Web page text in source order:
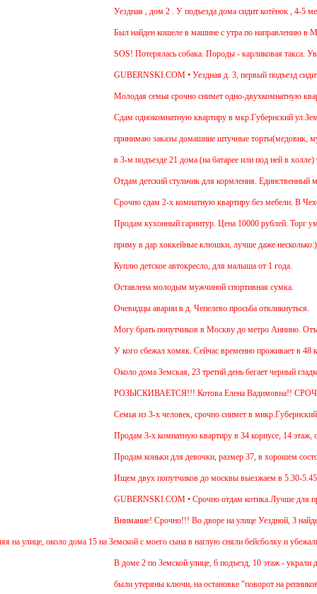
Уездная , дом 2 . У подъезда дома сидит котёнок , 4-5
Был найден кошеле в машине с утра по направлению в
SOS! Потерялась собака. Породы - карликовая такса.
GUBERNSKI.COM • Уездная д. 3, первый подъезд
Молодая семья срочно снимет одно-двухкомнатную
Cдам однокомнатную квартиру в мкр.Губернский
принимаю заказы домашние штучные торты(медовик,
в 3-м подъезде 21 дома (на батарее или под ней в
Отдам детский стульчик для кормления. Единственный
Срочно сдам 2-х комнатную квартиру без мебели. В
Продам кухонный гарнитур. Цена 10000 рублей. Торг
приму в дар хоккейные клюшки, лучше даже несколько:)
Куплю детское автокресло, для малыша от 1 года.
Оставлена молодым мужчиной спортивная сумка.
Очевидцы аварии в д. Чепелево просьба откликнуться.
Могу брать попутчиков в Москву до метро Аннино.
У кого сбежал хомяк. Сейчас временно проживает в 48
Около дома Земская, 23 третий день бегает черный
РОЗЫСКИВАЕТСЯ!!! Котова Елена Вадимовна!!
Семья из 3-х человек, срочно снимет в микр.Губернский
Продам 3-х комнатную квартиру в 34 корпусе, 14 этаж,
Продам коньки для девочки, размер 37, в хорошем
Ищем двух попутчиков до москвы выезжаем в 5.30-5.45
GUBERNSKI.COM • Срочно отдам котика.Лучше для
Внимание! Срочно!!! Во дворе на улице Уездной, 3
около дома 15 на Земской с моего сына в наглую сняли бейсболку и убежали 2
В доме 2 по Земской улице, 6 подъезд, 10 этаж - украли
были утеряны ключи, на остановке "поворот на